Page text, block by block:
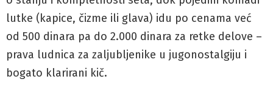
lutke (kapice, čizme ili glava) idu po cenama već
od 500 dinara pa do 2.000 dinara za retke delove –
prava ludnica za zaljubljenike u jugonostalgiju i
bogato klarirani kič.